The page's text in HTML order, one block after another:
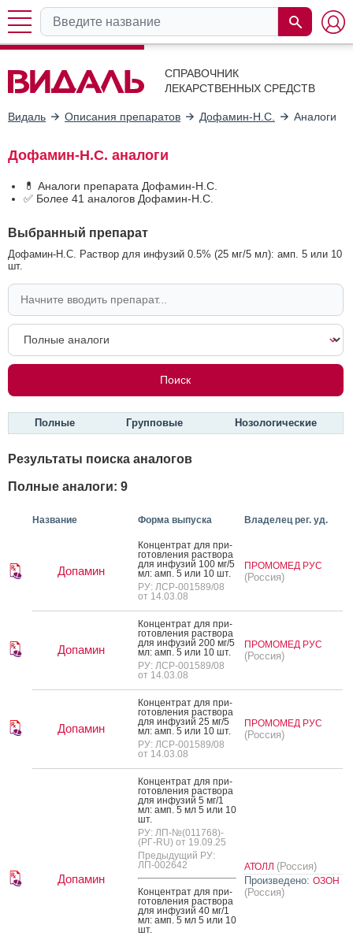
СПРАВОЧНИК
ЛЕКАРСТВЕННЫХ СРЕДСТВ
Видаль Описания препаратов Дофамин-Н.С. Аналоги
Дофамин-Н.С. аналоги
💊 Аналоги препарата Дофамин-Н.С.
✅ Более 41 аналогов Дофамин-Н.С.
Выбранный препарат
Дофамин-Н.С. Раствор для инфузий 0.5% (25 мг/5 мл): амп. 5 или 10
шт.
Полные Групповые Нозологические
Результаты поиска аналогов
Полные аналоги: 9
Название Форма выпуска Владелец рег. уд.
Допамин
Кон­цен­трат для при­
готов­ле­ния рас­тво­ра
для ин­фу­зий 100 мг/5
мл: амп. 5 или 10 шт.
РУ: ЛСР-001589/08
от 14.03.08
ПРОМОМЕД РУС
(Россия)
Допамин
Кон­цен­трат для при­
готов­ле­ния рас­тво­ра
для ин­фу­зий 200 мг/5
мл: амп. 5 или 10 шт.
РУ: ЛСР-001589/08
от 14.03.08
ПРОМОМЕД РУС
(Россия)
Допамин
Кон­цен­трат для при­
готов­ле­ния рас­тво­ра
для ин­фу­зий 25 мг/5
мл: амп. 5 или 10 шт.
РУ: ЛСР-001589/08
от 14.03.08
ПРОМОМЕД РУС
(Россия)
Допамин
Кон­цен­трат для при­
готов­ле­ния рас­тво­ра
для ин­фу­зий 5 мг/1
мл: амп. 5 мл 5 или 10
шт.
РУ: ЛП-№(011768)-
(РГ-RU) от 19.09.25
Предыдущий РУ:
ЛП-002642
Кон­цен­трат для при­
готов­ле­ния рас­тво­ра
для ин­фу­зий 40 мг/1
мл: амп. 5 мл 5 или 10
шт.
АТОЛЛ (Россия)
Произведено: ОЗОН
(Россия)